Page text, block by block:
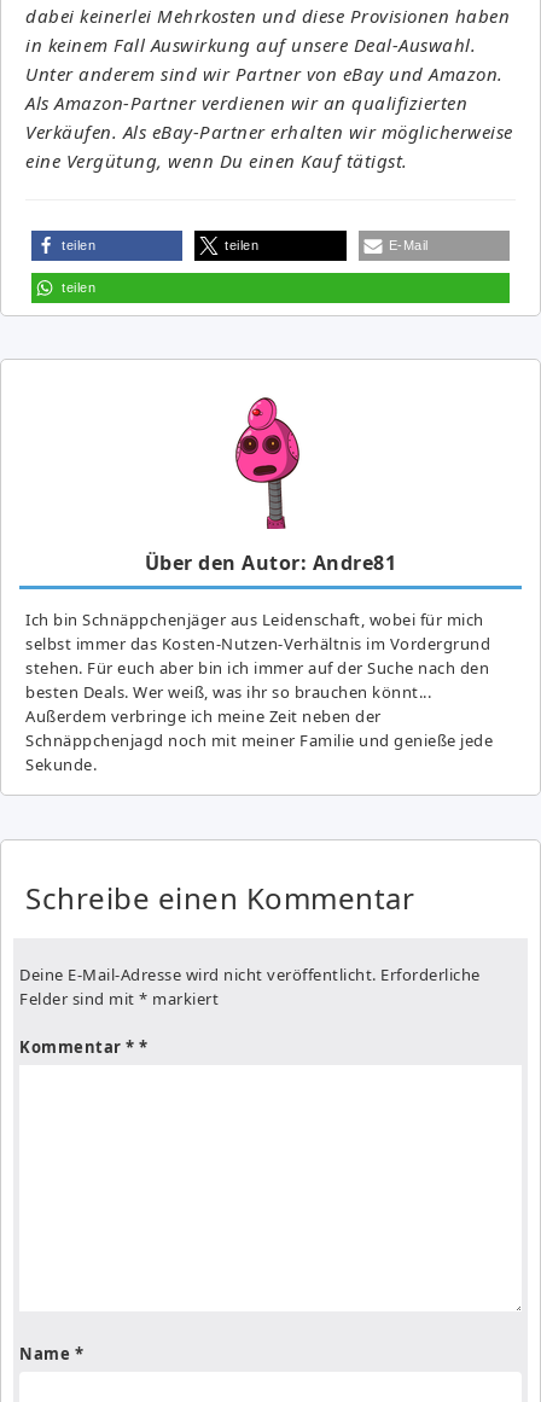
dabei keinerlei Mehrkosten und diese Provisionen haben
in keinem Fall Auswirkung auf unsere Deal-Auswahl.
Unter anderem sind wir Partner von eBay und Amazon.
Als Amazon-Partner verdienen wir an qualifizierten
Verkäufen. Als eBay-Partner erhalten wir möglicherweise
eine Vergütung, wenn Du einen Kauf tätigst.
teilen teilen E-Mail
teilen
Über den Autor: Andre81
Ich bin Schnäppchenjäger aus Leidenschaft, wobei für mich
selbst immer das Kosten-Nutzen-Verhältnis im Vordergrund
stehen. Für euch aber bin ich immer auf der Suche nach den
besten Deals. Wer weiß, was ihr so brauchen könnt...
Außerdem verbringe ich meine Zeit neben der
Schnäppchenjagd noch mit meiner Familie und genieße jede
Sekunde.
Schreibe einen Kommentar
Deine E-Mail-Adresse wird nicht veröffentlicht. Erforderliche
Felder sind mit * markiert
Kommentar *
Name *